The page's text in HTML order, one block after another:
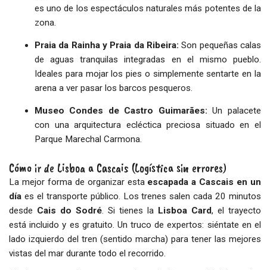
es uno de los espectáculos naturales más potentes de la
zona.
Praia da Rainha y Praia da Ribeira: Son pequeñas calas
de aguas tranquilas integradas en el mismo pueblo.
Ideales para mojar los pies o simplemente sentarte en la
arena a ver pasar los barcos pesqueros.
Museo Condes de Castro Guimarães: Un palacete
con una arquitectura ecléctica preciosa situado en el
Parque Marechal Carmona.
Cómo ir de Lisboa a Cascais (Logística sin errores)
La mejor forma de organizar esta escapada a Cascais en un
día es el transporte público. Los trenes salen cada 20 minutos
desde Cais do Sodré. Si tienes la Lisboa Card, el trayecto
está incluido y es gratuito. Un truco de expertos: siéntate en el
lado izquierdo del tren (sentido marcha) para tener las mejores
vistas del mar durante todo el recorrido.